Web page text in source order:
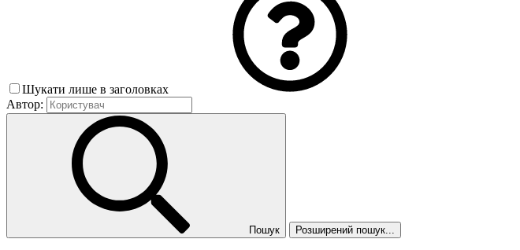
Шукати лише в заголовках
Автор:
Пошук Розширений пошук...